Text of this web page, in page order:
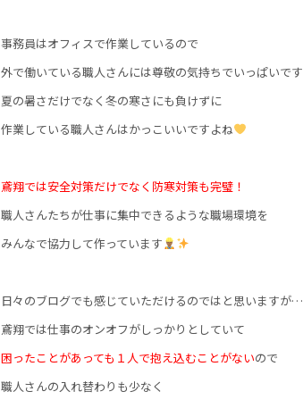
事務員はオフィスで作業しているので
外で働いている職人さんには尊敬の気持ちでいっぱいです
夏の暑さだけでなく冬の寒さにも負けずに
作業している職人さんはかっこいいですよね
鳶翔では安全対策だけでなく防寒対策も完璧！
職人さんたちが仕事に集中できるような職場環境を
みんなで協力して作っています
日々のブログでも感じていただけるのではと思いますが…
鳶翔では仕事のオンオフがしっかりとしていて
困ったことがあっても１人で抱え込むことがないので
職人さんの入れ替わりも少なく